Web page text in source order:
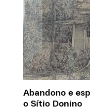
Abandono e
o Sítio Donino